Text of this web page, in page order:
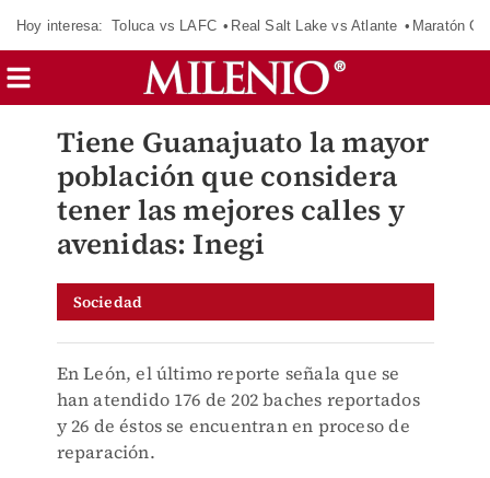
Hoy interesa: Toluca vs LAFC Real Salt Lake vs Atlante Maratón
Tiene Guanajuato la mayor
población que considera
tener las mejores calles y
avenidas: Inegi
Sociedad
En León, el último reporte señala que se
han atendido 176 de 202 baches reportados
y 26 de éstos se encuentran en proceso de
reparación.